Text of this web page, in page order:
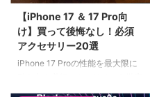
ます。
【iPhone 17 ＆ 17 Pro向
け】買って後悔なし！必須
アクセサリー20選
iPhone 17 Proの性能を最大限に
紹介。高速充電器